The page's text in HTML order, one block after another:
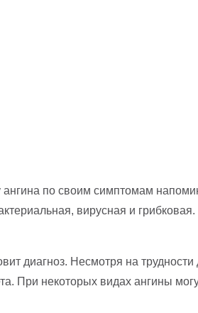
ангина по своим симптомам
вирусная и
диагноз. Несмотря на трудности
При некоторых видах ангины